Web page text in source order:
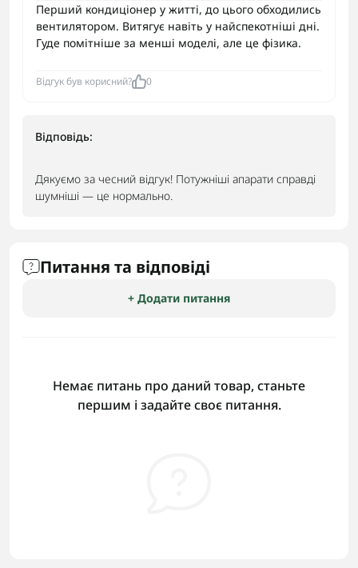
Перший кондиціонер у житті, до цього обходились
вентилятором. Витягує навіть у найспекотніші дні.
Гуде помітніше за менші моделі, але це фізика.
Відгук був корисний? 0
Відповідь:
Дякуємо за чесний відгук! Потужніші апарати справді
шумніші — це нормально.
Питання та відповіді
+ Додати питання
Немає питань про даний товар, станьте
першим і задайте своє питання.